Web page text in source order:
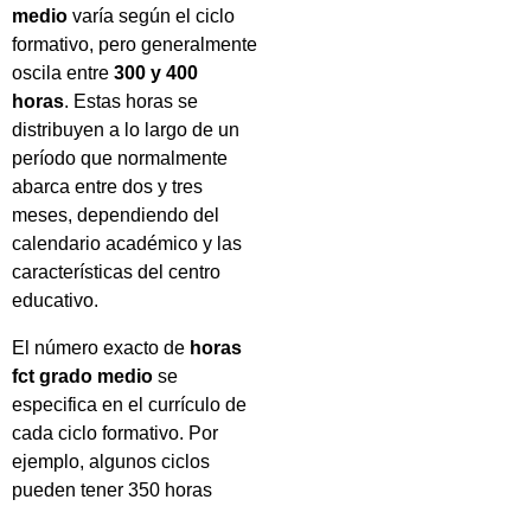
medio varía según el ciclo
formativo, pero generalmente
oscila entre 300 y 400
horas. Estas horas se
distribuyen a lo largo de un
período que normalmente
abarca entre dos y tres
meses, dependiendo del
calendario académico y las
características del centro
educativo.
El número exacto de horas
fct grado medio se
especifica en el currículo de
cada ciclo formativo. Por
ejemplo, algunos ciclos
pueden tener 350 horas